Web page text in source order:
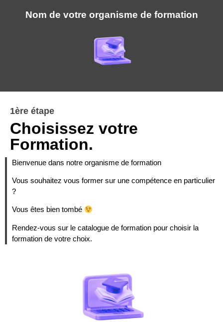
Nom de votre organisme de formation
1ère étape
Choisissez votre
Formation.
Bienvenue dans notre organisme de formation
Vous souhaitez vous former sur une compétence en particulier
?
Vous êtes bien tombé
Rendez-vous sur le catalogue de formation pour choisir la
formation de votre choix.